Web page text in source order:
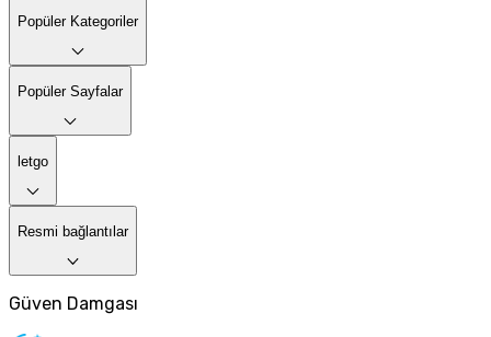
Popüler Kategoriler
Popüler Sayfalar
letgo
Resmi bağlantılar
Güven Damgası